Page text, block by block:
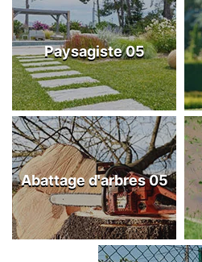
Paysagiste 05
Abattage d'arbres 05